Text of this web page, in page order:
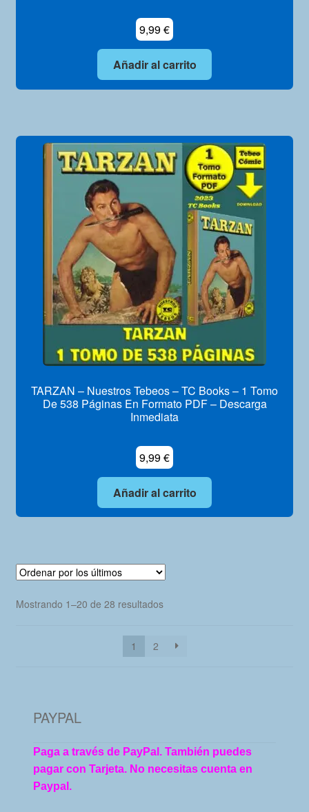
9,99€
Añadir al carrito
TARZAN – Nuestros Tebeos – TC Books – 1 Tomo
De 538 Páginas En Formato PDF – Descarga
Inmediata
9,99€
Añadir al carrito
Mostrando 1–20 de 28 resultadosOrdenado
últimos
1 2
PAYPAL
Paga a través de PayPal. También puedes
pagar con Tarjeta. No necesitas cuenta en
Paypal.